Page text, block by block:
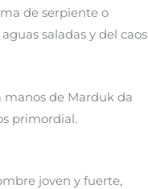
de serpiente o
saladas y del caos
manos de Marduk da
primordial.
joven y fuerte,